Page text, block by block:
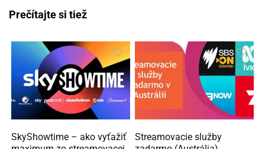
Prečítajte si tiež
SkyShowtime – ako vyťažiť
Streamovacie služby